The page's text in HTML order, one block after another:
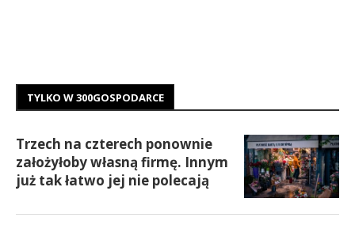
TYLKO W 300GOSPODARCE
Trzech na czterech ponownie
założyłoby własną firmę. Innym
już tak łatwo jej nie polecają